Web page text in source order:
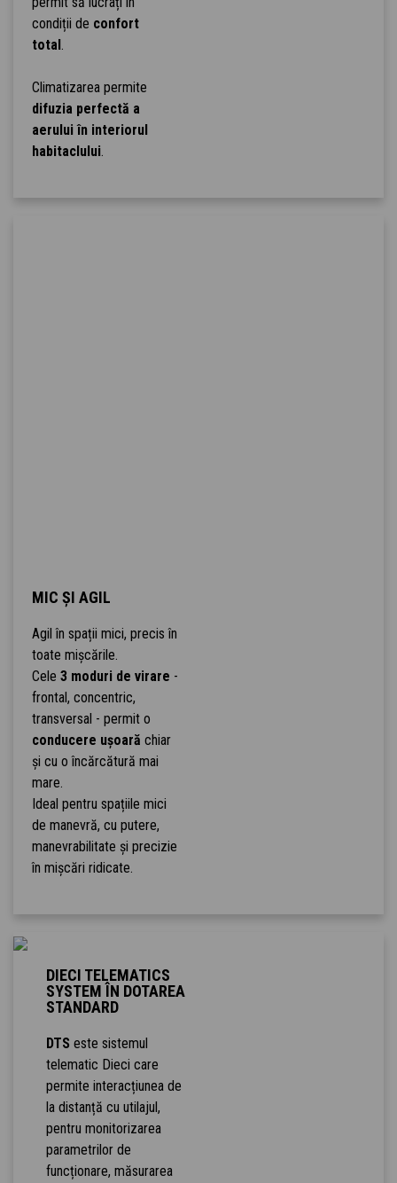
condiții de confort
total .
Climatizarea permite
difuzia perfectă a
aerului în interiorul
habitaclului.
MIC ȘI AGIL
Agil în spații mici, precis în
toate mișcările.
Cele 3 moduri de virare -
frontal, concentric,
transversal - permit o
conducere ușoară chiar
și cu o încărcătură mai
mare.
Ideal pentru spațiile mici
de manevră, cu putere,
manevrabilitate și precizie
în mișcări ridicate.
DIECI TELEMATICS
SYSTEM ÎN DOTAREA
STANDARD
DTS este sistemul
telematic Dieci care
permite interacțiunea de
la distanță cu utilajul,
pentru monitorizarea
parametrilor de
funcționare, măsurarea